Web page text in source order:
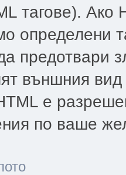
тагове).
определени
предотвари
външния
е
по ваше